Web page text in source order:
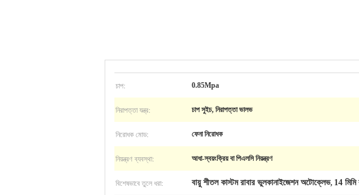
চাপ: 0.85Mpa
নিরাপত্তা যন্ত্র: চাপ সুইচ, নিরাপত্তা ভালভ
নিরোধক মোড: ফেনা নিরোধক
নিয়ন্ত্রণ ব্যবস্থা: আধা-স্বয়ংক্রিয় বা পিএলসি নিয়ন্ত্রণ
বিশেষভাবে তুলে ধরা: বায়ু শীতল কাস্টম রাবার ভুলকানাইজেশন অটোক্লেভ, 14